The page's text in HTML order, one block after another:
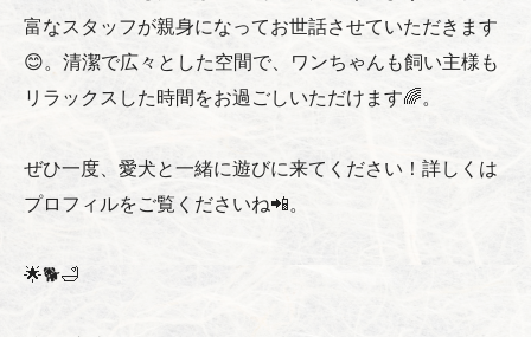
富なスタッフが親身になってお世話させていただきます
😊。清潔で広々とした空間で、ワンちゃんも飼い主様も
リラックスした時間をお過ごしいただけます🌈。
ぜひ一度、愛犬と一緒に遊びに来てください！詳しくは
プロフィルをご覧くださいね📲。
🌟🐕🛁